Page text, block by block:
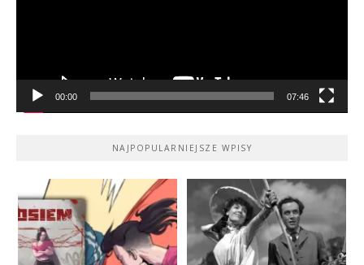
00:00 07:46
NAJPOPULARNIEJSZE WPISY